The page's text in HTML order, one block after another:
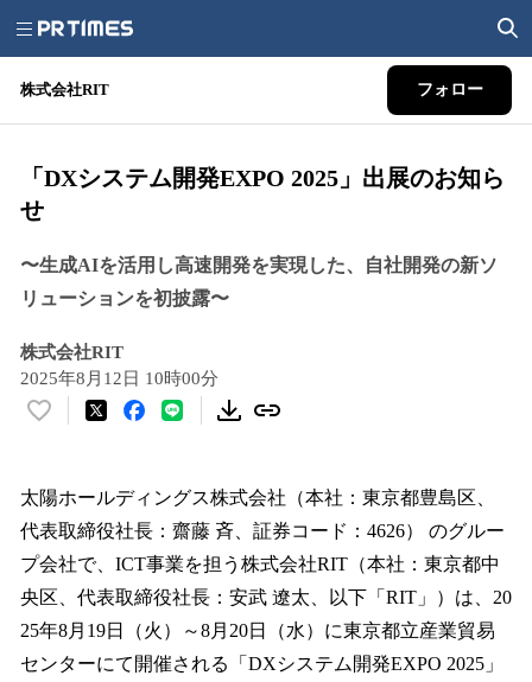
株式会社RIT フォロー
「DXシステム開発EXPO 2025」出展のお知ら
せ
〜⽣成AIを活⽤し⾼速開発を実現した、⾃社開発の新ソ
リューションを初披露〜
株式会社RIT
2025年8月12日 10時00分
い
！
数
を
読
み
込
み
中
太陽ホールディングス株式会社（本社：東京都豊島区、
代表取締役社長：齋藤 斉、証券コード：4626） のグルー
プ会社で、ICT事業を担う株式会社RIT（本社：東京都中
央区、代表取締役社長：安武 遼太、以下「RIT」）は、20
25年8月19日（火）～8月20日（水）に東京都立産業貿易
センターにて開催される「DXシステム開発EXPO 2025」